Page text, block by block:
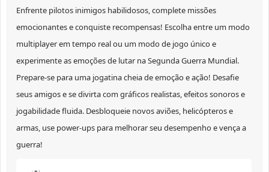
Enfrente pilotos inimigos habilidosos, complete missões
emocionantes e conquiste recompensas! Escolha entre um modo
multiplayer em tempo real ou um modo de jogo único e
experimente as emoções de lutar na Segunda Guerra Mundial.
Prepare-se para uma jogatina cheia de emoção e ação! Desafie
seus amigos e se divirta com gráficos realistas, efeitos sonoros e
jogabilidade fluida. Desbloqueie novos aviões, helicópteros e
armas, use power-ups para melhorar seu desempenho e vença a
guerra!